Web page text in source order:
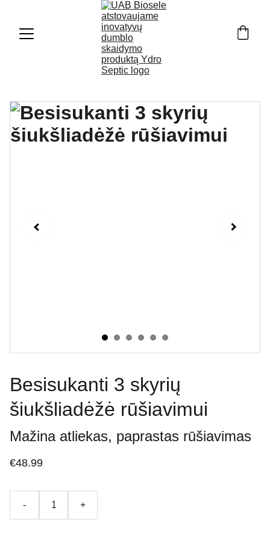
Besisukanti 3 skyrių
šiukšliadėžė rūšiavimui
Mažina atliekas, paprastas rūšiavimas
€48.99
- +